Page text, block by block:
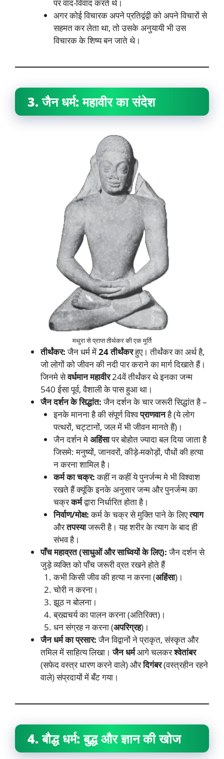
पर वाद-विवाद करते थे।
अगर कोई विचारक अपने प्रतिद्वंद्वी को अपने विचारों से
सहमत कर लेता था, तो उसके अनुयायी भी उस
विचारक के शिष्य बन जाते थे।
3. जैन धर्म: महावीर का संदेश
मथुरा से प्राप्त तीर्थकर की एक मूर्ति
तीर्थंकर:जैन धर्म में24 तीर्थंकरहुए। तीर्थंकर का अर्थ है,
जो लोगों को जीवन की नदी पार कराने का मार्ग दिखाते हैं।
जिनमे सेवर्धमान महावीर24वें तीर्थंकर थे इनका जन्म
540 ईसा पूर्व, वैशाली के पास हुआ था।
जैन दर्शन के सिद्धांत:जैन दर्शन के चार जरूरी सिद्धांत है –
इनके मानना है की संपूर्ण विश्वप्राणवानहै (ये लोग
पत्थरों, चट्टानों, जल में भी जीवन मानते हैं)।
जैन दर्शन मेअहिंसापर बोहोत ज्यादा बल दिया जाता है
जिसमे: मनुष्यों, जानवरों, कीड़े-मकोड़ों, पौधों की हत्या
न करना शामिल है।
कर्म का चक्र:कहीं न कहीं ये पुनर्जन्म मे भी विश्वाश
रखते हैं क्यूंकि इनके अनुसार जन्म और पुनर्जन्म का
चक्रकर्मद्वारा निर्धारित होता है।
निर्वाण/मोक्ष:कर्म के चक्र से मुक्ति पाने के लिएत्याग
औरतपस्याजरूरी है। यह शरीर के त्याग के बाद ही
संभव है।
पाँच महाव्रत (साधुओं और साध्वियों के लिए):जैन दर्शन से
जुड़े व्यक्ति को पाँच जरूरी व्रत रखने होते हैं
कभी किसी जीव की हत्या न करना (अहिंसा)।
चोरी न करना।
झूठ न बोलना।
ब्रह्मचर्य का पालन करना (अतिरिक्त)।
धन संग्रह न करना (अपरिग्रह)।
जैन धर्म का प्रसार:जैन विद्वानों ने प्राकृत, संस्कृत और
तमिल में साहित्य लिखा।जैन धर्मआगे चलकरश्वेतांबर
(सफेद वस्त्र धारण करने वाले) औरदिगंबर(वस्त्रहीन रहने
वाले) संप्रदायों में बँट गया।
4. बौद्ध धर्म: बुद्ध और ज्ञान की खोज